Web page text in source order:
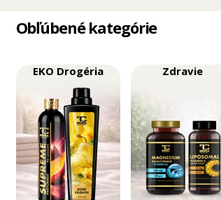
Obľúbené kategórie
EKO Drogéria Zdravie